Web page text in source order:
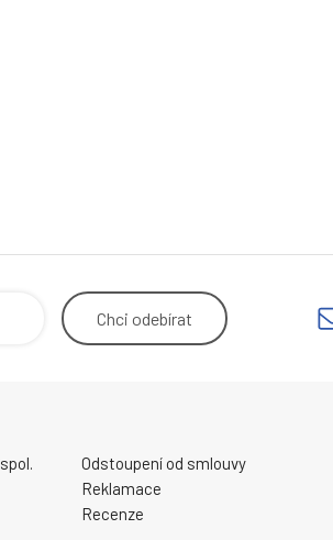
Chci odebírat
Odstoupení od smlouvy
Reklamace
Recenze